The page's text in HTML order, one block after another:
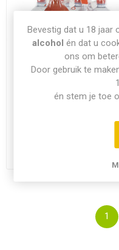
1
Bevestig dat u 18 jaar
alcohol én dat u
ons om
Door gebruik te
én stem je toe